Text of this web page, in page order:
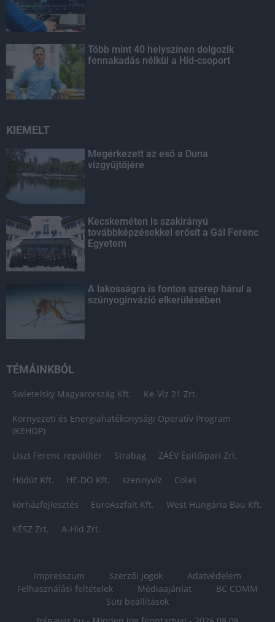
Több mint 40 helyszínen dolgozik
fennakadás nélkül a Híd-csoport
KIEMELT
Megérkezett az eső a Duna
vízgyűjtőjére
Kecskeméten is szakirányú
továbbképzésekkel erősít a Gál Ferenc
Egyetem
A lakosságra is fontos szerep hárul a
szúnyoginvázió elkerülésében
TÉMÁINKBÓL
Swietelsky Magyarország Kft. Ke-Víz 21 Zrt.
Környezeti és Energiahatékonysági Operatív Program
(KEHOP)
Liszt Ferenc repülőtér Strabag ZÁÉV Építőipari Zrt.
Hódút Kft. HE-DO Kft. szennyvíz Colas
kórházfejlesztés EuroAszfalt Kft. West Hungária Bau Kft.
KÉSZ Zrt. A-Híd Zrt.
Impresszum Szerzői jogok
Adatvédelem
Felhasználási feltételek
Médiaajánlat
BC COMM
Süti beállítások